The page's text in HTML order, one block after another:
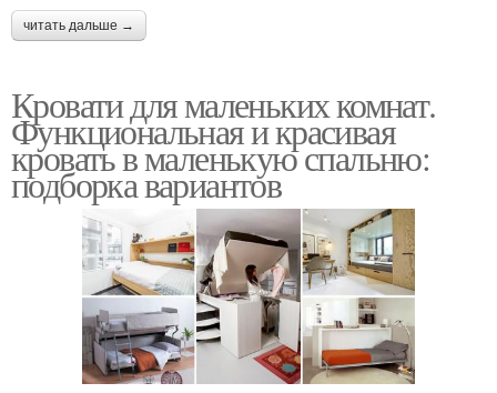
читать дальше →
Кровати для маленьких комнат.
Функциональная и красивая
кровать в маленькую спальню:
подборка вариантов